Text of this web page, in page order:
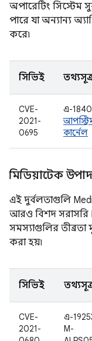
অপারেটিং সিস্টেম
পারে যা অন্যান্য
করে৷
সিভিই
CVE-
2021-
0695
এ-
কার্নেল
মিডিয়াটেক
এই দুর্বলতাগুলি
আরও বিশদ সরাসরি
সমস্যাগুলির তীব্রতা
করা হয়৷
সিভিই
CVE-
2021-
এ-
M-